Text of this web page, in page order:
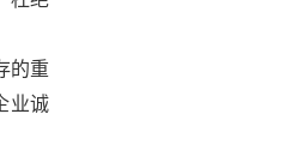
的重
业诚